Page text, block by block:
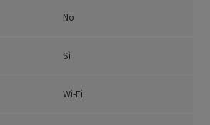
No
Sì
Wi-Fi